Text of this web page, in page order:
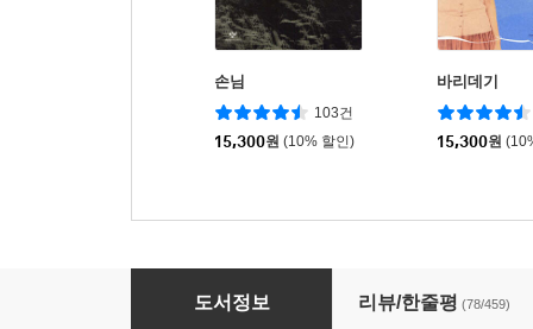
손님
103건
15,300원 (10% 할인)
바리데기
15,300원
해질 무렵
도서정보 리뷰/한줄평 (78/459)